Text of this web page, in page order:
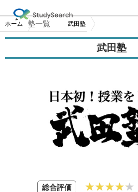
ホーム 塾一覧 武田塾
武田塾
総合評価